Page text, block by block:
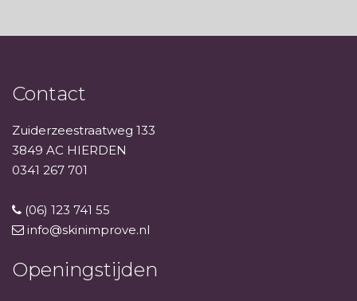
Contact
Zuiderzeestraatweg 133
3849 AC HIERDEN
0341 267 701
(06) 123 741 55
info@skinimprove.nl
Openingstijden